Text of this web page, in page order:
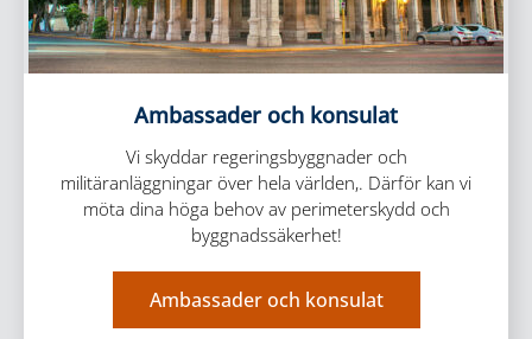
Ambassader och konsulat
Vi skyddar regeringsbyggnader och
militäranläggningar över hela världen,. Därför kan vi
möta dina höga behov av perimeterskydd och
byggnadssäkerhet!
Ambassader och konsulat